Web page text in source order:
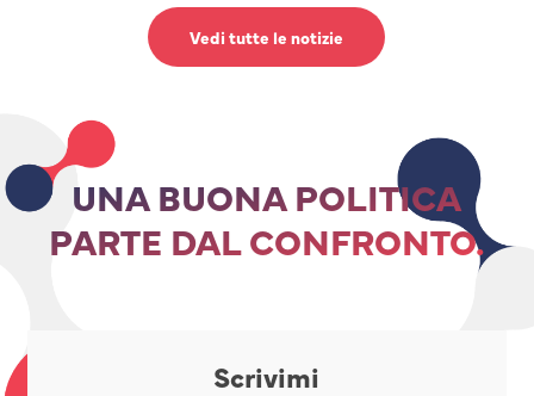
Vedi tutte le notizie
UNA BUONA POLITICA
PARTE DAL CONFRONTO.
Scrivimi